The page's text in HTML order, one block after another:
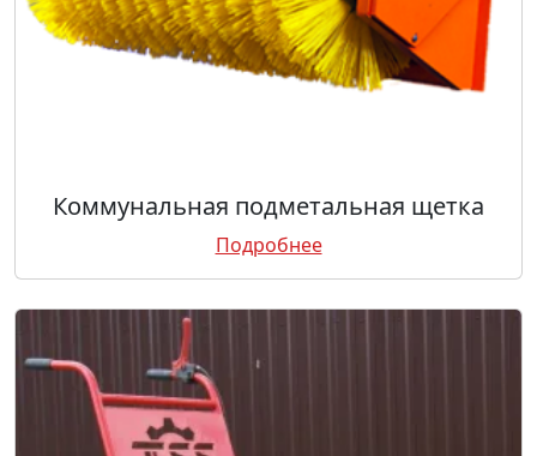
Коммунальная подметальная щетка
Подробнее